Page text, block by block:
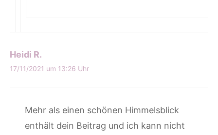
Heidi R.
17/11/2021 um 13:26 Uhr
Mehr als einen schönen Himmelsblick
enthält dein Beitrag und ich kann nicht